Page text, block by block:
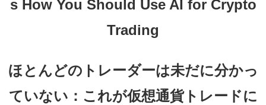
s How You Should Use AI for Crypto
Trading
ほとんどのトレーダーは未だに分かっ
ていない：これが仮想通貨トレードに